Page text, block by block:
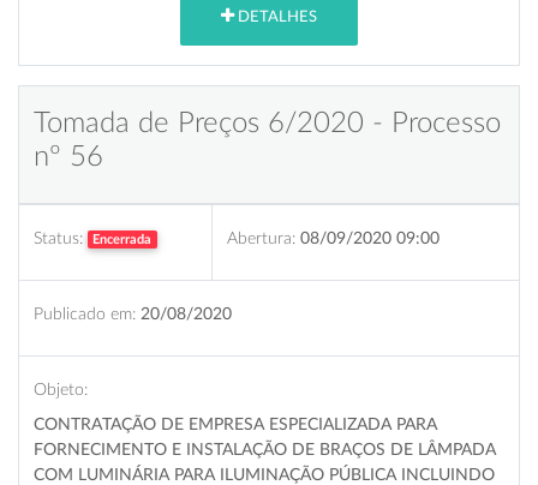
DETALHES
Tomada de Preços 6/2020 - Processo
nº 56
Status: Encerrada Abertura: 08/09/2020 09:00
Publicado em: 20/08/2020
Objeto:
CONTRATAÇÃO DE EMPRESA ESPECIALIZADA PARA
FORNECIMENTO E INSTALAÇÃO DE BRAÇOS DE LÂMPADA
COM LUMINÁRIA PARA ILUMINAÇÃO PÚBLICA INCLUINDO